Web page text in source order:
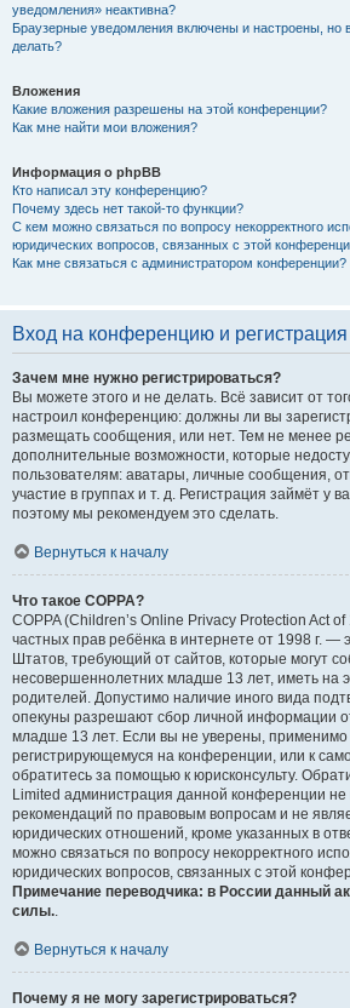
уведомления» неактивна?
Браузерные уведомления включены и настроены, но
делать?
Вложения
Какие вложения разрешены на этой конференции?
Как мне найти мои вложения?
Информация о phpBB
Кто написал эту конференцию?
Почему здесь нет такой-то функции?
С кем можно связаться по вопросу некорректного
юридических вопросов, связанных с этой
Как мне связаться с администратором конференции?
Вход на конференцию и регистрация
Зачем мне нужно регистрироваться?
Вы можете этого и не делать. Всё зависит от
настроил конференцию: должны ли вы
размещать сообщения, или нет. Тем не менее
дополнительные возможности, которые
пользователям: аватары, личные сообщения,
участие в группах и т. д. Регистрация займёт у
поэтому мы рекомендуем это сделать.
Вернуться к началу
Что такое COPPA?
COPPA (Children’s Online Privacy Protection Act
частных прав ребёнка в интернете от 1998 г. —
Штатов, требующий от сайтов, которые могут
несовершеннолетних младше 13 лет, иметь на
родителей. Допустимо наличие иного вида
опекуны разрешают сбор личной информации
младше 13 лет. Если вы не уверены, применимо
регистрирующемуся на конференции, или к
обратитесь за помощью к юрисконсульту.
Limited администрация данной конференции не
рекомендаций по правовым вопросам и не
юридических отношений, кроме указанных в
можно связаться по вопросу некорректного
юридических вопросов, связанных с этой
Примечание переводчика: в России данный
силы..
Вернуться к началу
Почему я не могу зарегистрироваться?